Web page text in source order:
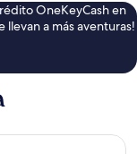
OneKeyCash en
llevan a más aventuras!